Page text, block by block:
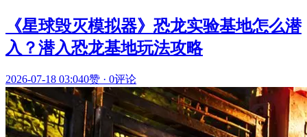
《星球毁灭模拟器》恐龙实验基地怎么潜
入？潜入恐龙基地玩法攻略
2026-07-18 03:040赞 · 0评论